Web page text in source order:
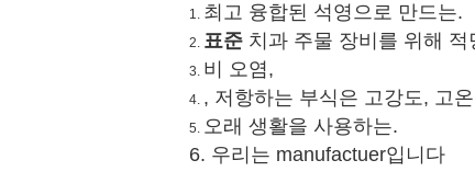
1. 최고 융합된 석영으로 만드는.
2. 표준 치과 주물 장비를 위해 적
3. 비 오염,
4. , 저항하는 부식은 고강도, 고
5. 오래 생활을 사용하는.
6. 우리는 manufactuer입니다